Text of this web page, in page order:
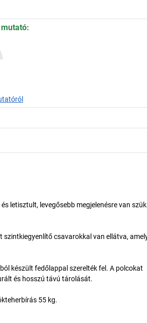
letisztult, levegősebb megjelenésre van
csavarokkal van ellátva,
készült fedőlappal szerelték fel. A polcokat
és hosszú távú tárolását.
55 kg.